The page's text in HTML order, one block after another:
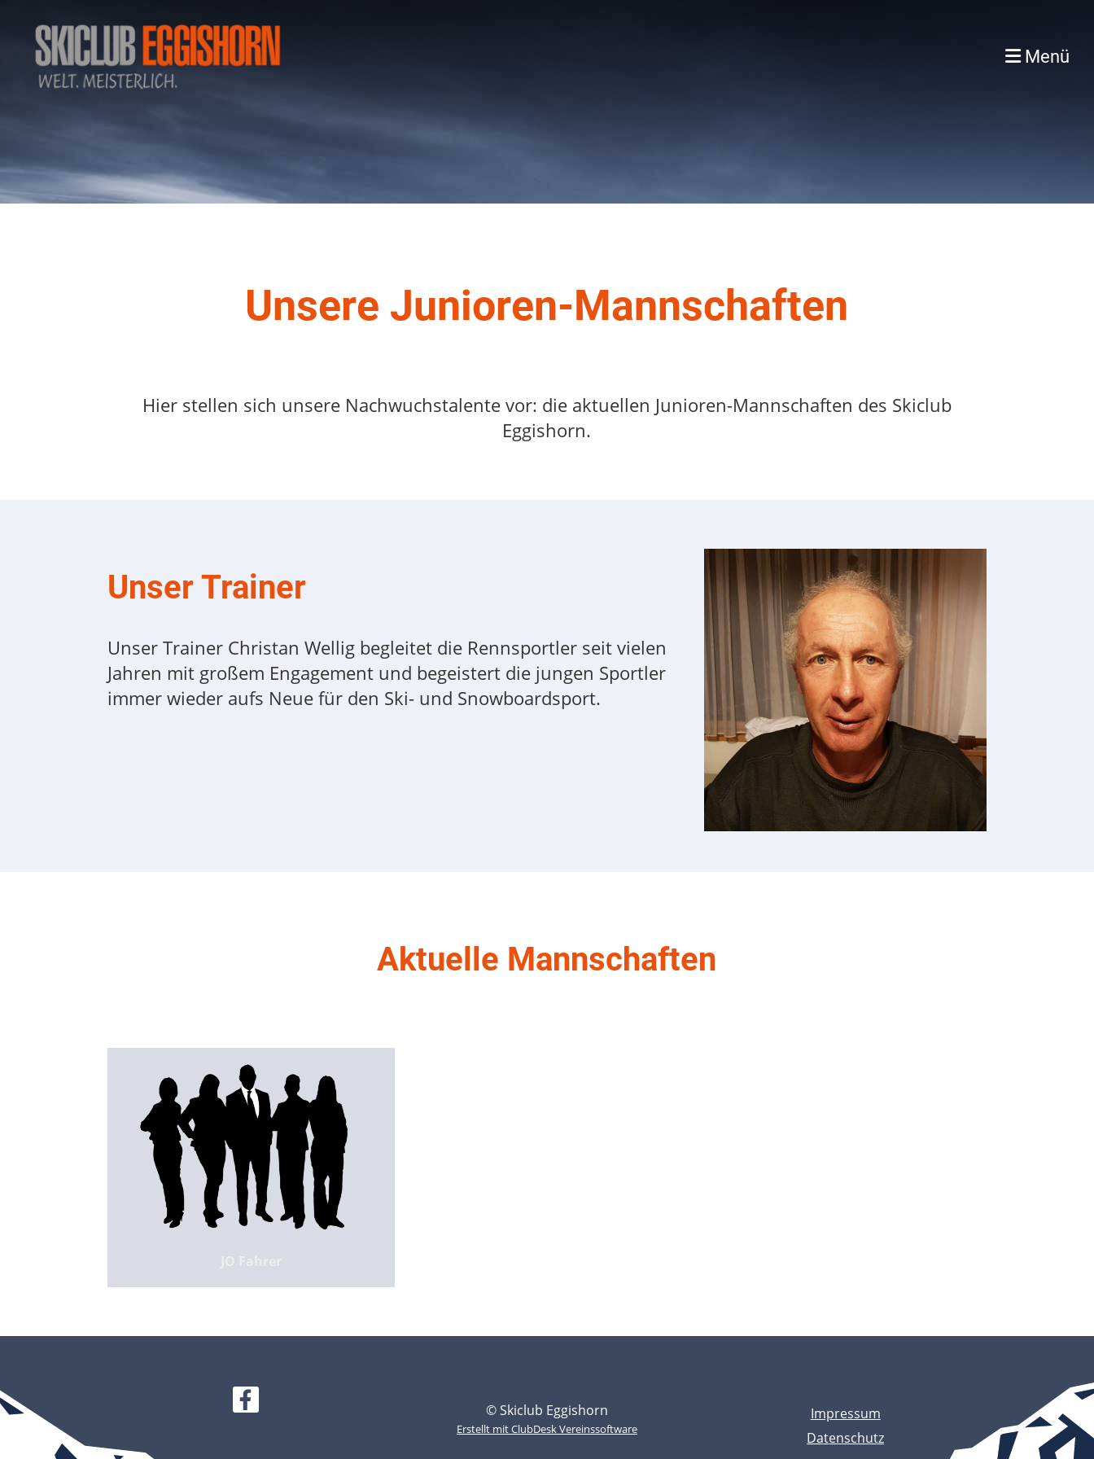
Menü
Unsere Junioren-Mannschaften
Hier stellen sich unsere Nachwuchstalente vor: die aktuellen Junioren-Mannschaften des Skiclub
Eggishorn.
Unser Trainer
Unser Trainer Christan Wellig begleitet die Rennsportler seit vielen
Jahren mit großem Engagement und begeistert die jungen Sportler
immer wieder aufs Neue für den Ski- und Snowboardsport.
Aktuelle Mannschaften
© Skiclub Eggishorn
Erstellt mit ClubDesk Vereinssoftware
Impressum
Datenschutz